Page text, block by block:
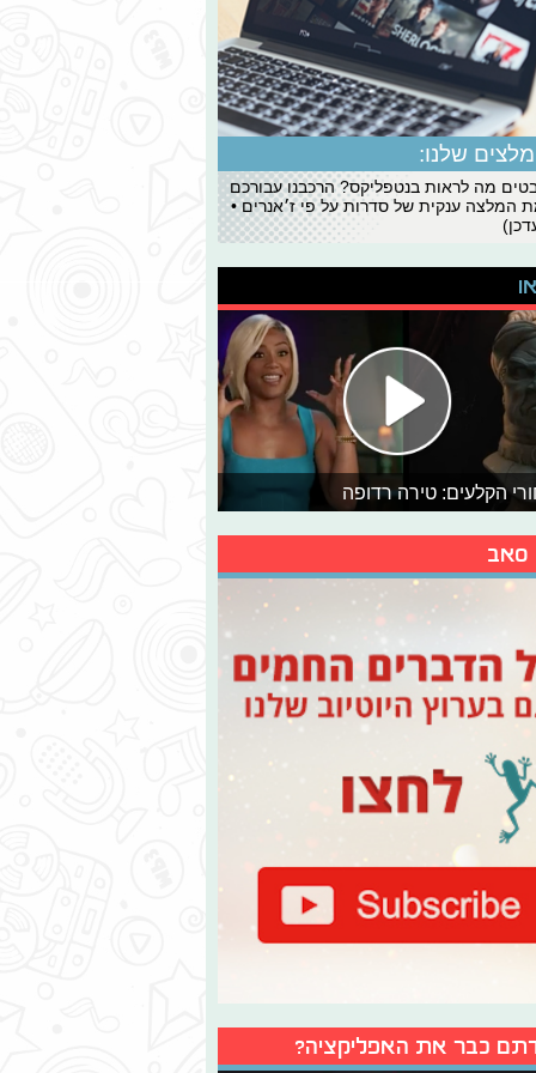
שלנו:
מה לראות בנטפליקס? הרכבנו עבורכם
המלצה ענקית של סדרות על פי ז׳אנרים •
הקלעים: טירה רדופה
סאב
כבר את האפליקציה?